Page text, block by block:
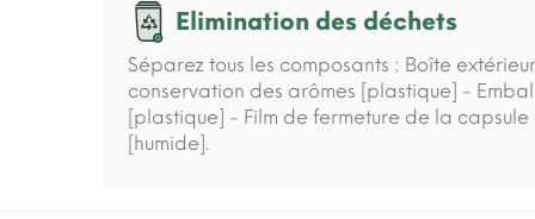
Elimination des déchets
Séparez tous les composants : Boîte
conservation des arômes [plastique] -
[plastique] - Film de fermeture de la
[humide].